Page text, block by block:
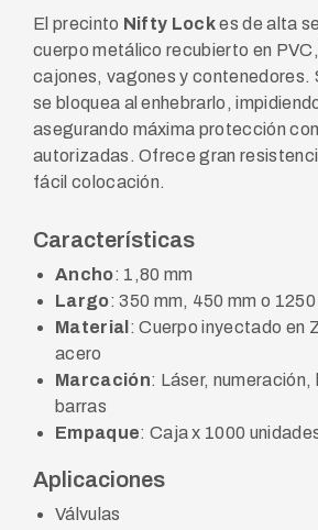
El precinto Nifty Lockes de alta
cuerpo metálico recubierto en
cajones, vagones y contenedores.
se bloquea al enhebrarlo,
asegurando máxima protección
autorizadas. Ofrece gran
fácil colocación.
Características
Ancho: 1,80 mm
Largo: 350 mm, 450 mm o 1250
Material : Cuerpo inyectado en
acero
Marcación: Láser,
barras
Empaque: Caja x 1000
Aplicaciones
Válvulas